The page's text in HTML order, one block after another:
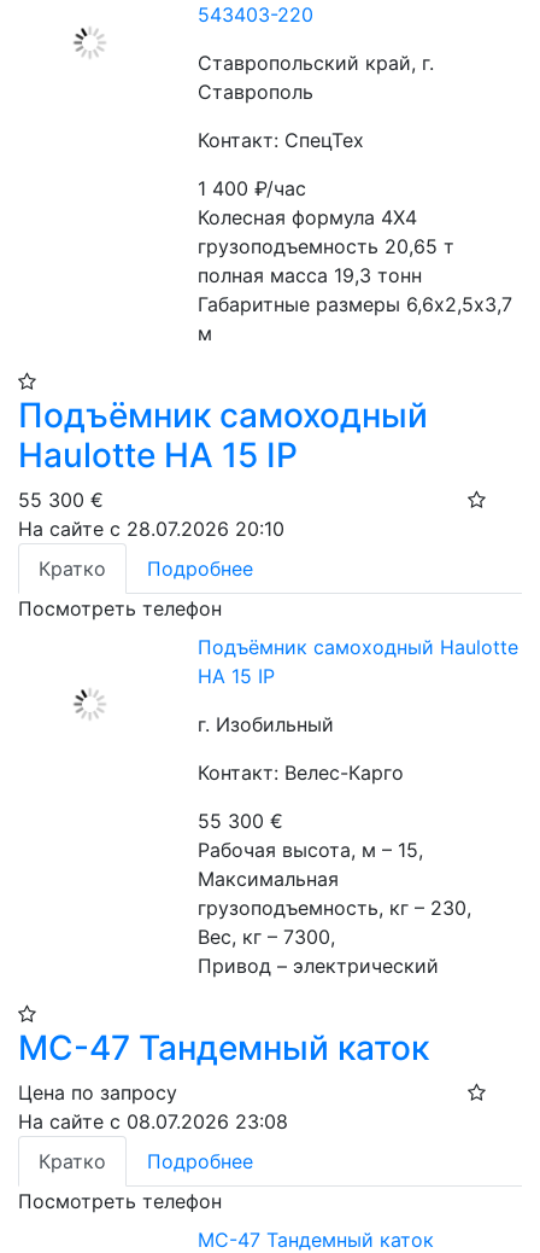
543403-220
Ставропольский край, г.
Ставрополь
Контакт: СпецТех
1 400₽/час
Колесная формула 4Х4
грузоподъемность 20,65 т
полная масса 19,3 тонн
Габаритные размеры 6,6х2,5х3,7
м
Подъёмник самоходный
Haulotte HA 15 IP
55 300 €
На сайте с 28.07.2026 20:10
Кратко
Подробнее
Посмотреть телефон
Подъёмник самоходный Haulotte
HA 15 IP
г. Изобильный
Контакт: Велес-Карго
55 300€
Рабочая высота, м – 15,
Максимальная
грузоподъемность, кг – 230,
Вес, кг – 7300,
Привод – электрический
МС-47 Тандемный каток
Цена по запросу
На сайте с 08.07.2026 23:08
Кратко
Подробнее
Посмотреть телефон
МС-47 Тандемный каток